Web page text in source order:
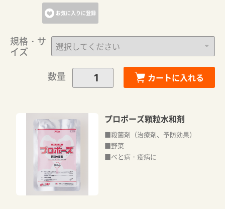
お気に入りに登録
規格・サ
イズ
数量
カートに入れる
プロポーズ顆粒水和剤
■殺菌剤（治療剤、予防効果）
■野菜
■べと病・疫病に